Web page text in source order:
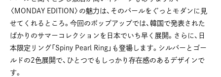
〈MONDAY EDITION〉の魅力は、そのパールをぐっとモダンに見
せてくれるところ。今回のポップアップでは、韓国で発表された
ばかりのサマーコレクションを日本でいち早く展開。さらに、日
本限定リング「Spiny Pearl Ring」も登場します。シルバーとゴー
ルドの2色展開で、ひとつでもしっかり存在感のあるデザインで
す。